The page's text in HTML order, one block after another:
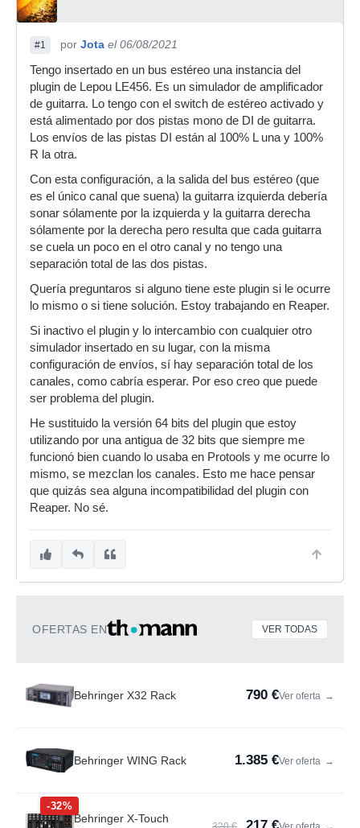
#1 por Jota el 06/08/2021
Tengo insertado en un bus estéreo una instancia del
plugin de Lepou LE456. Es un simulador de amplificador
de guitarra. Lo tengo con el switch de estéreo activado y
está alimentado por dos pistas mono de DI de guitarra.
Los envíos de las pistas DI están al 100% L una y 100%
R la otra.
Con esta configuración, a la salida del bus estéreo (que
es el único canal que suena) la guitarra izquierda debería
sonar sólamente por la izquierda y la guitarra derecha
sólamente por la derecha pero resulta que cada guitarra
se cuela un poco en el otro canal y no tengo una
separación total de las dos pistas.
Quería preguntaros si alguno tiene este plugin si le ocurre
lo mismo o si tiene solución. Estoy trabajando en Reaper.
Si inactivo el plugin y lo intercambio con cualquier otro
simulador insertado en su lugar, con la misma
configuración de envíos, sí hay separación total de los
canales, como cabría esperar. Por eso creo que puede
ser problema del plugin.
He sustituido la versión 64 bits del plugin que estoy
utilizando por una antigua de 32 bits que siempre me
funcionó bien cuando lo usaba en Protools y me ocurre lo
mismo, se mezclan los canales. Esto me hace pensar
que quizás sea alguna incompatibilidad del plugin con
Reaper. No sé.
OFERTAS EN VER TODAS
Behringer X32 Rack 790 €Ver oferta →
Behringer WING Rack 1.385 €Ver oferta →
-32%
Behringer X-Touch